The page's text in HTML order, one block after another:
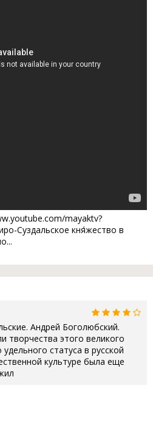
mayaktv?
Суздальское кня́жество в
Андрей Боголюбский.
творчества этого великого
статуса в русской
культуре была еще